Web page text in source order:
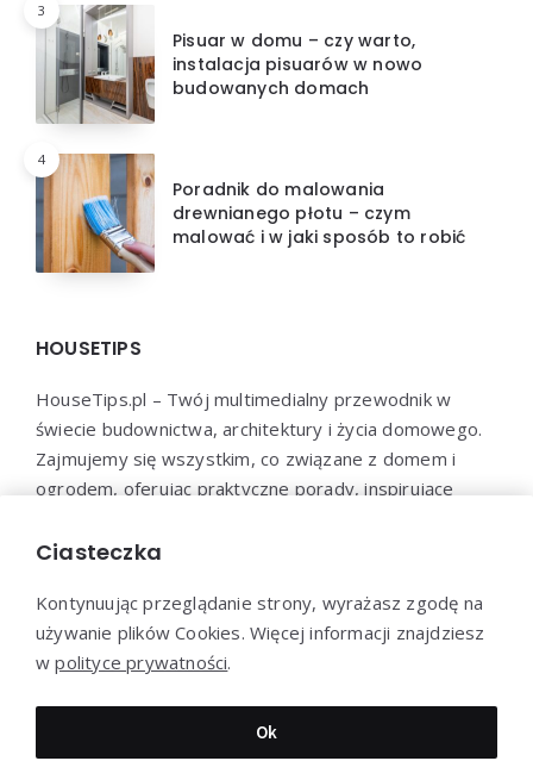
3
Pisuar w domu – czy warto,
instalacja pisuarów w nowo
budowanych domach
4
Poradnik do malowania
drewnianego płotu – czym
malować i w jaki sposób to robić
HOUSETIPS
HouseTips.pl – Twój multimedialny przewodnik w
świecie budownictwa, architektury i życia domowego.
Zajmujemy się wszystkim, co związane z domem i
ogrodem, oferując praktyczne porady, inspirujące
konsultacje. HouseTips.pl to miejsce, gdzie marzenia o
Dziękujemy za wizytę - HouseTips.pl © 2023
Ciasteczka
Kontynuując przeglądanie strony, wyrażasz zgodę na
używanie plików Cookies. Więcej informacji znajdziesz
wpolityce prywatności.
Ok